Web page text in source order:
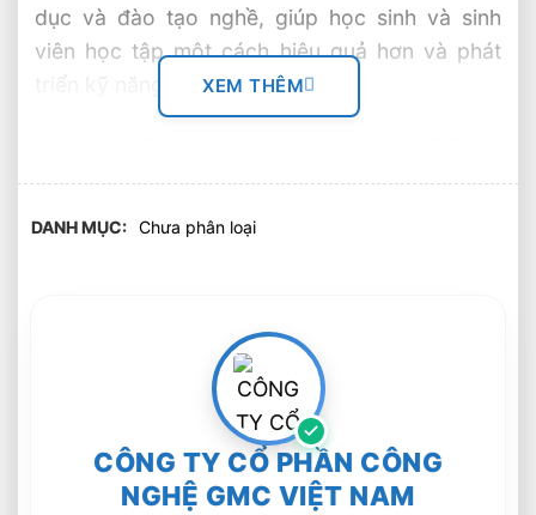
dục và đào tạo nghề, giúp học sinh và sinh
viên học tập một cách hiệu quả hơn và phát
triển kỹ năng nhanh chóng hơn.
GMC đã tham gia ” Ngày hội gắn kết giáo dục
xem là một trong những giải pháp quan trọng
nhất trong đào tạo, nâng cao kỹ năng nghề
cho người lao động, thể hiện qua việc tăng
cường hợp tác đào tạo và cung ứng nguồn
nhân lực qua đào tạo cho doanh nghiệp. GMC
XEM THÊM
DANH MỤC Chưa phân loại
CÔNG TY CỔ PHẦN CÔNG
NGHỆ GMC VIỆT NAM